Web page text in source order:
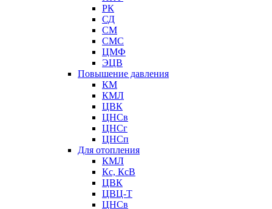
РК
СД
СМ
СМС
ЦМФ
ЭЦВ
Повышение давления
КМ
КМЛ
ЦВК
ЦНСв
ЦНСг
ЦНСп
Для отопления
КМЛ
Кс, КсВ
ЦВК
ЦВЦ-Т
ЦНСв